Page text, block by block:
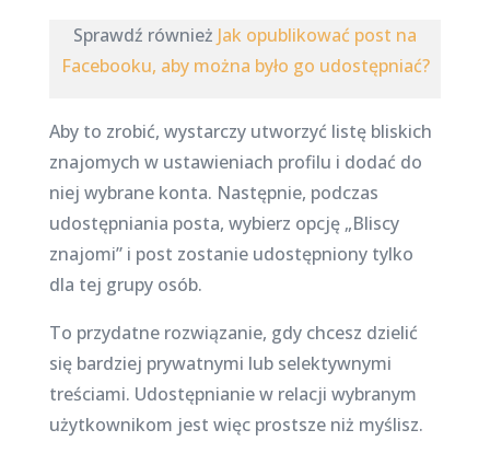
Sprawdź również Jak opublikować post na
Facebooku, aby można było go udostępniać?
Aby to zrobić, wystarczy utworzyć listę bliskich
znajomych w ustawieniach profilu i dodać do
niej wybrane konta. Następnie, podczas
udostępniania posta, wybierz opcję „Bliscy
znajomi” i post zostanie udostępniony tylko
dla tej grupy osób.
To przydatne rozwiązanie, gdy chcesz dzielić
się bardziej prywatnymi lub selektywnymi
treściami. Udostępnianie w relacji wybranym
użytkownikom jest więc prostsze niż myślisz.